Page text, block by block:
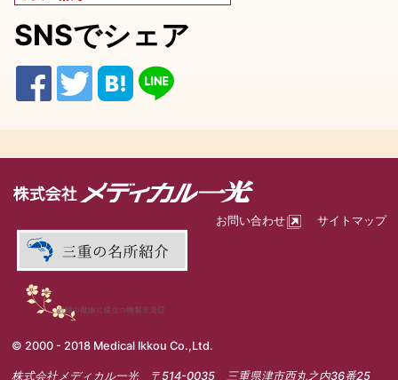
SNSでシェア
お問い合わせ サイトマップ
© 2000 - 2018 Medical Ikkou Co.,Ltd.
株式会社メディカル一光 〒514-0035 三重県津市西丸之内36番25